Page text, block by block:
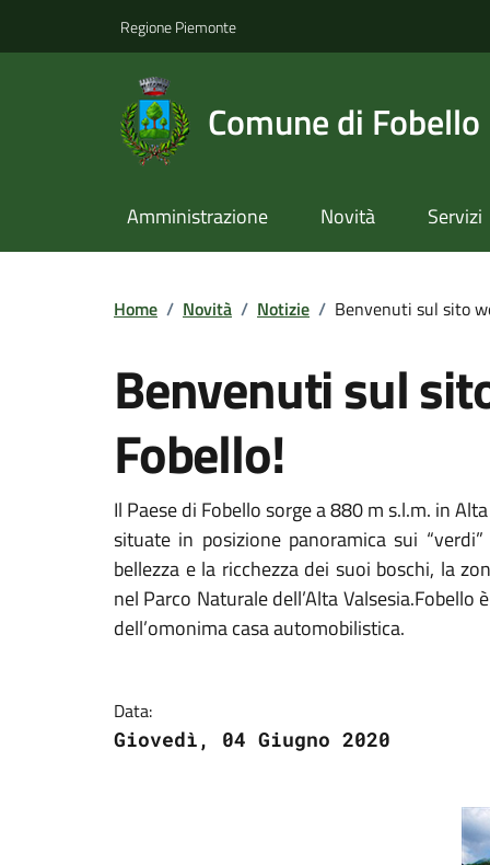
Regione Piemonte
Comune di Fobello
Amministrazione Novità Servizi
Home / Novità / Notizie / Benvenuti sul sito
Benvenuti sul
Fobello!
Il Paese di Fobello sorge a 880 m s.l.m. in
situate in posizione panoramica sui
bellezza e la ricchezza dei suoi boschi, la
nel Parco Naturale dell’Alta
dell’omonima casa automobilistica.
Data:
Giovedì, 04 Giugno 2020